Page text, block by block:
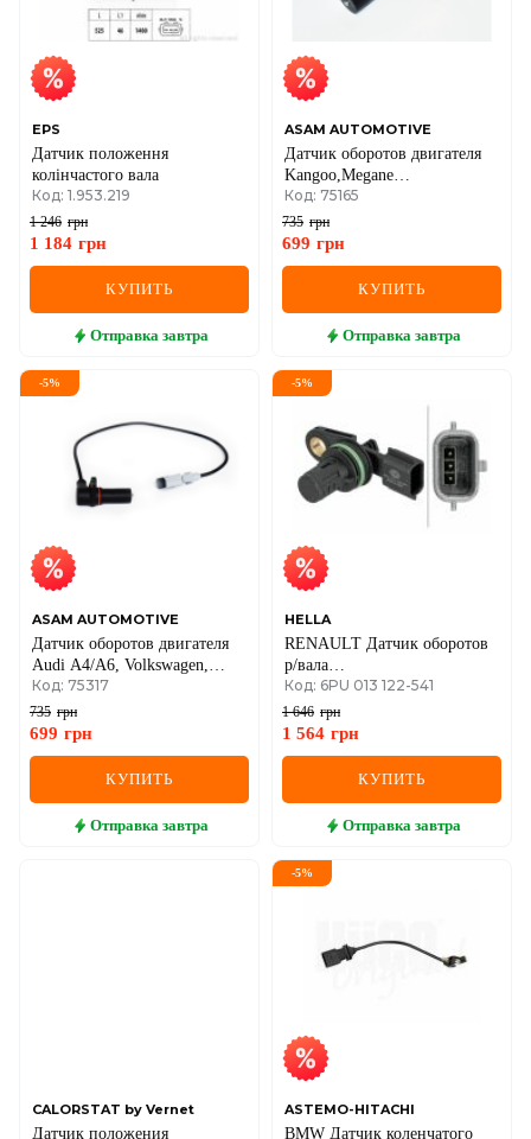
EPS
Датчик положення
колінчастого вала
Код: 1.953.219
1 246 грн
1 184 грн
КУПИТЬ
Отправка завтра
ASAM AUTOMOTIVE
Датчик оборотов двигателя
Kangoo,Megane
III,Logan,Sandero 1.5dCi
06-,Nissan Kubistar RENAULT
Код: 75165
735 грн
699 грн
КУПИТЬ
Отправка завтра
-5%
ASAM AUTOMOTIVE
Датчик оборотов двигателя
Audi A4/A6, Volkswagen,
Škoda, 1,9–2,0 TDI 98–
Код: 75317
735 грн
699 грн
КУПИТЬ
Отправка завтра
-5%
HELLA
RENAULT Датчик оборотов
р/вала
III,Trafic III,nissan,DB
1.0/1.5dCi 01-
Код: 6PU 013 122-541
1 646 грн
1 564 грн
КУПИТЬ
Отправка завтра
CALORSTAT by Vernet
Датчик положения
-5%
ASTEMO-HITACHI
BMW Датчик коленчатого